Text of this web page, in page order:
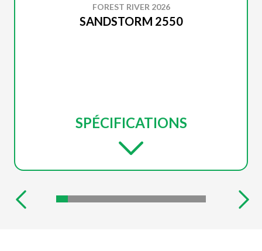
FOREST RIVER 2026
SANDSTORM 2550
SPÉCIFICATIONS